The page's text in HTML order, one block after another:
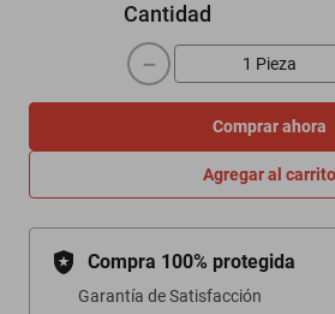
Cantidad
－
Comprar ahora
Agregar al carrito
Compra 100% protegida
Garantía de Satisfacción